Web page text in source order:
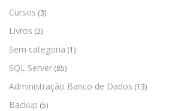
Cursos (3)
Livros (2)
Sem categoria (1)
SQL Server (85)
Administração Banco de Dados (13)
Backup (5)